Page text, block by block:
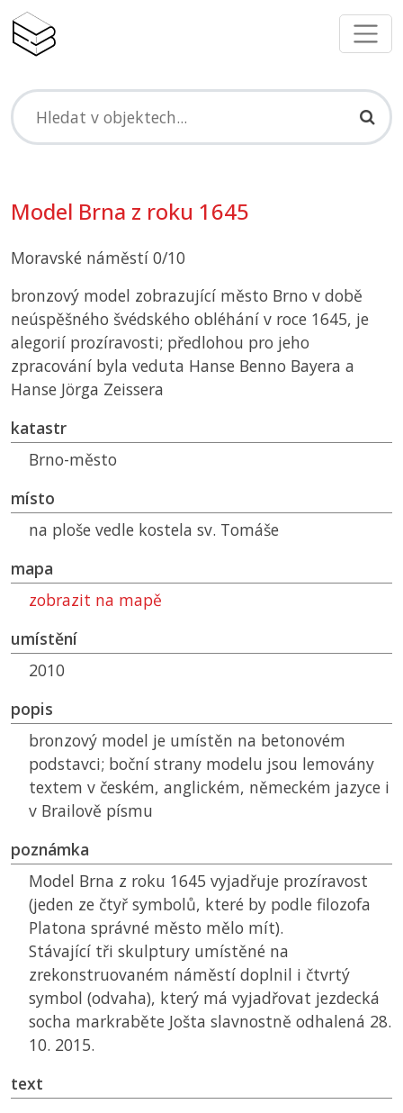
Model Brna z roku 1645
Moravské náměstí 0/10
bronzový model zobrazující město Brno v době
neúspěšného švédského obléhání v roce 1645, je
alegorií prozíravosti; předlohou pro jeho
zpracování byla veduta Hanse Benno Bayera a
Hanse Jörga Zeissera
katastr
Brno-město
místo
na ploše vedle kostela sv. Tomáše
mapa
zobrazit na mapě
umístění
2010
popis
bronzový model je umístěn na betonovém
podstavci; boční strany modelu jsou lemovány
textem v českém, anglickém, německém jazyce i
v Brailově písmu
poznámka
Model Brna z roku 1645 vyjadřuje prozíravost
(jeden ze čtyř symbolů, které by podle filozofa
Platona správné město mělo mít).
Stávající tři skulptury umístěné na
zrekonstruovaném náměstí doplnil i čtvrtý
symbol (odvaha), který má vyjadřovat jezdecká
socha markraběte Jošta slavnostně odhalená 28.
10. 2015.
text